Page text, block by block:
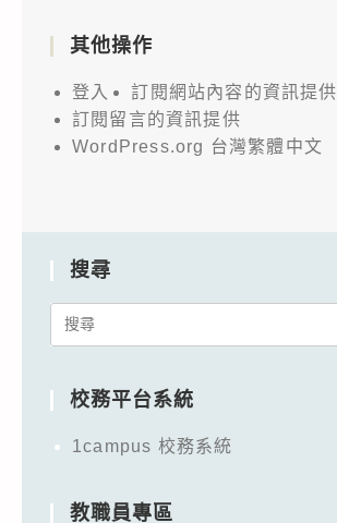
其他操作
登入
訂閱網站內容的資訊提供
訂閱留言的資訊提供
WordPress.org 台灣繁體中文
搜尋
Search
校務平台系統
1campus 校務系統
教職員專區